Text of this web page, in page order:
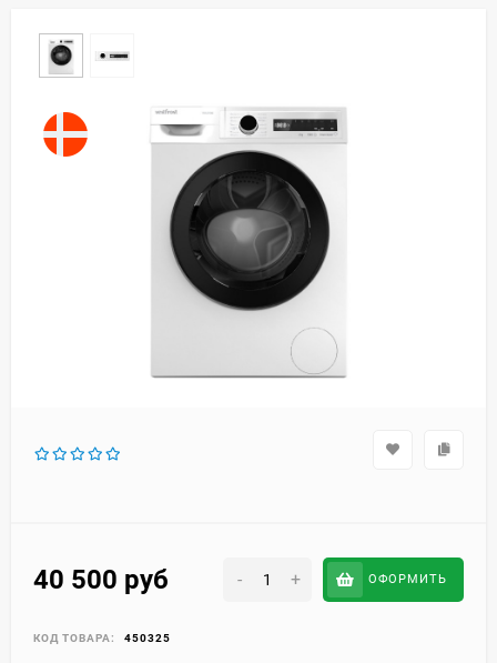
40 500 руб - + ОФОРМИТЬ
КОД ТОВАРА: 450325